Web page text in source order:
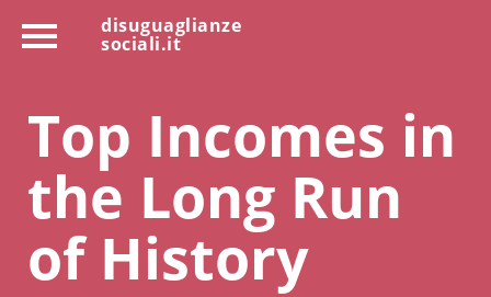
disuguaglianze
sociali.it
Top Incomes in
the Long Run
of History